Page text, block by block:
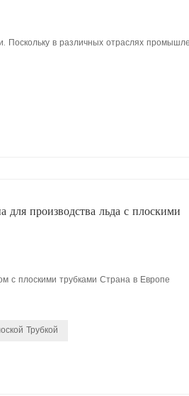
Поскольку в различных отраслях
производства льда с плоскими
с плоскими трубками Страна в Европе
Трубкой